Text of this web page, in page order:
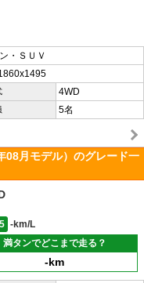
・ＳＵＶ
4WD
5名
08月モデル）のグレード一
-km/L
満タンでどこまで走る？
-km